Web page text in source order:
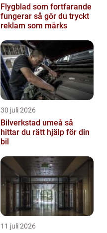
Flygblad som fortfarande
fungerar så gör du tryckt
reklam som märks
30 juli 2026
Bilverkstad umeå så
hittar du rätt hjälp för din
bil
11 juli 2026